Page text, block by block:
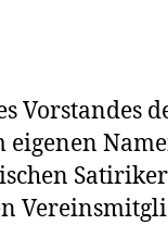
Vorstandes
eigenen